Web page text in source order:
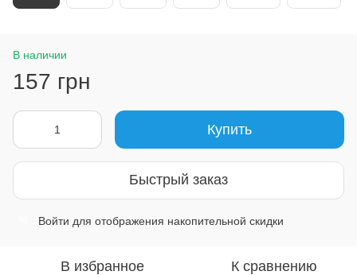
В наличии
157 грн
Купить
Быстрый заказ
Войти для отображения накопительной скидки
В избранное К сравнению